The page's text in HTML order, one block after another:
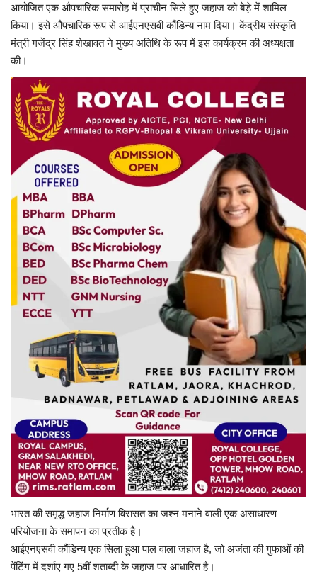
कारोबार सरोकार
साहित्य सरोकार
सेहत सरोकार
सामाजिक सरोकार
आयोजित एक औपचारिक समारोह में प्राचीन सिले हुए जहाज को बेड़े में शामिल
किया। इसे औपचारिक रूप से आईएनएसवी कौंडिन्य नाम दिया। केंद्रीय संस्कृति
मंत्री गजेंद्र सिंह शेखावत ने मुख्य अतिथि के रूप में इस कार्यक्रम की अध्यक्षता
की।
भारत की समृद्ध जहाज निर्माण विरासत का जश्न मनाने वाली एक असाधारण
परियोजना के समापन का प्रतीक है।
आईएनएसवी कौंडिन्य एक सिला हुआ पाल वाला जहाज है, जो अजंता की गुफाओं की
पेंटिंग में दर्शाए गए 5वीं शताब्दी के जहाज पर आधारित है।